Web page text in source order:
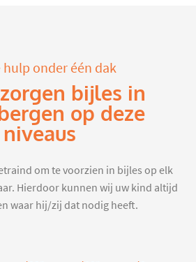
hulp onder één dak
bijles in
op deze
niveaus
om te voorzien in bijles op elk
Hierdoor kunnen wij uw kind altijd
waar hij/zij dat nodig heeft.